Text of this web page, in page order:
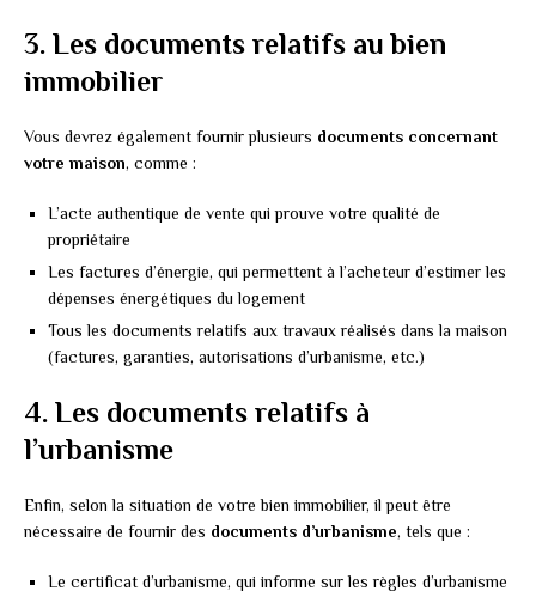
3. Les documents relatifs au bien
immobilier
Vous devrez également fournir plusieurs documents concernant
votre maison, comme :
L’acte authentique de vente qui prouve votre qualité de
propriétaire
Les factures d’énergie, qui permettent à l’acheteur d’estimer les
dépenses énergétiques du logement
Tous les documents relatifs aux travaux réalisés dans la maison
(factures, garanties, autorisations d’urbanisme, etc.)
4. Les documents relatifs à
l’urbanisme
Enfin, selon la situation de votre bien immobilier, il peut être
nécessaire de fournir des documents d’urbanisme, tels que :
Le certificat d’urbanisme, qui informe sur les règles d’urbanisme